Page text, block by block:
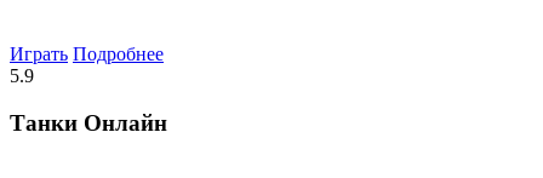
Играть Подробнее
5.9
Танки Онлайн